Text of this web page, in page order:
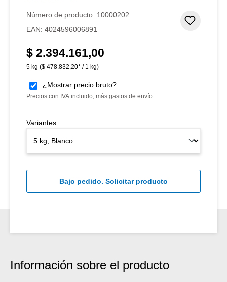
Número de producto: 10000202
EAN: 4024596006891
Precio normal:
$ 2.394.161,00
5 kg ($ 478.832,20* / 1 kg)
¿Mostrar precio bruto?
Precios con IVA incluido, más gastos de envío
Variantes
Bajo pedido. Solicitar producto
Información sobre el producto